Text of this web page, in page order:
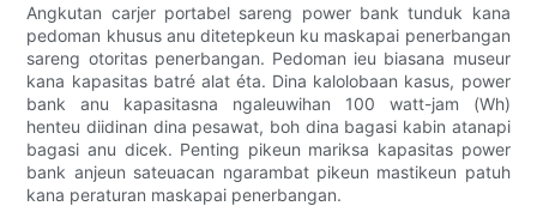
Angkutan carjer portabel sareng power bank tunduk kana
pedoman khusus anu ditetepkeun ku maskapai penerbangan
sareng otoritas penerbangan. Pedoman ieu biasana museur
kana kapasitas batré alat éta. Dina kalolobaan kasus, power
bank anu kapasitasna ngaleuwihan 100 watt-jam (Wh)
henteu diidinan dina pesawat, boh dina bagasi kabin atanapi
bagasi anu dicek. Penting pikeun mariksa kapasitas power
bank anjeun sateuacan ngarambat pikeun mastikeun patuh
kana peraturan maskapai penerbangan.